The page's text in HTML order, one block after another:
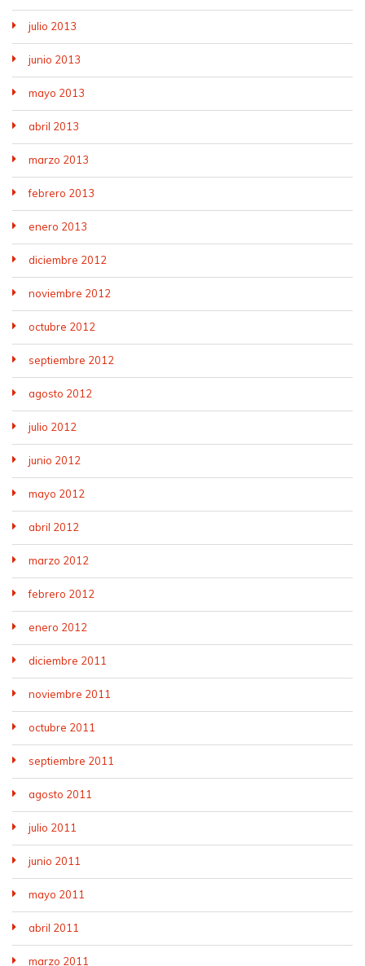
julio 2013
junio 2013
mayo 2013
abril 2013
marzo 2013
febrero 2013
enero 2013
diciembre 2012
noviembre 2012
octubre 2012
septiembre 2012
agosto 2012
julio 2012
junio 2012
mayo 2012
abril 2012
marzo 2012
febrero 2012
enero 2012
diciembre 2011
noviembre 2011
octubre 2011
septiembre 2011
agosto 2011
julio 2011
junio 2011
mayo 2011
abril 2011
marzo 2011